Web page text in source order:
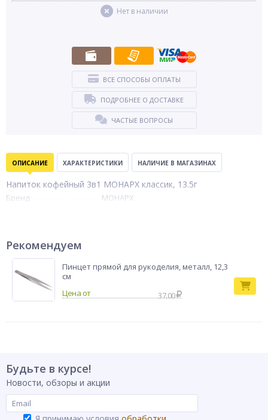
Нет в наличии
ВСЕ СПОСОБЫ ОПЛАТЫ
ПОДРОБНЕЕ О ДОСТАВКЕ
ЧАСТЫЕ ВОПРОСЫ
ОПИСАНИЕ ХАРАКТЕРИСТИКИ НАЛИЧИЕ В МАГАЗИНАХ
Напиток кофейный 3в1 МОНАРХ классик, 13.5г
Бренд МОНАРХ
Рекомендуем
Пинцет прямой для рукоделия, металл, 12,3
см
37.00
Будьте в курсе!
Новости, обзоры и акции